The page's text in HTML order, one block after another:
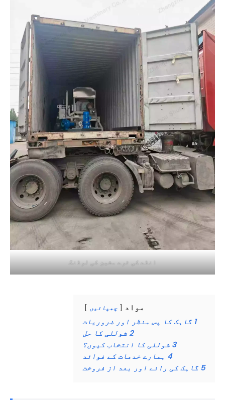
انڈے کی ٹرے مشین کی لوڈنگ
مواد چھپائیں
1 گاہک کا پس منظر اور ضروریات
2 شوللی کا حل
3 شوللی کا انتخاب کیوں؟
4 ہمارے خدمات کے فوائد
5 گاہک کی رائے اور بعد از فروخت